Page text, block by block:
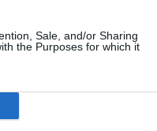
Sale, and/or Sharing
the Purposes for which it
de Figueres,
a la sala Apolo de